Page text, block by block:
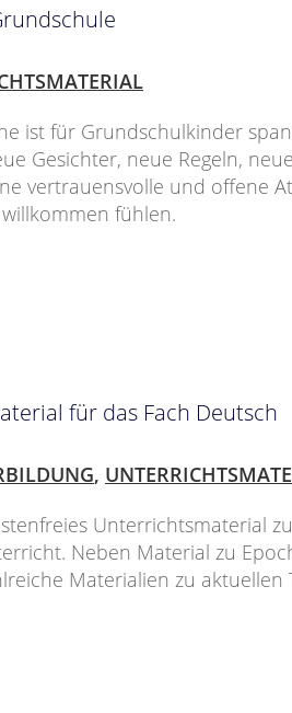
ist für Grundschulkinder
Gesichter, neue Regeln,
vertrauensvolle und offene
fühlen.
für das Fach Deutsch
,
Unterrichtsmaterial
Neben Material zu
Materialien zu aktuellen